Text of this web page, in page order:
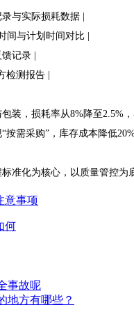
与实际损耗数据 |
与计划时间对比 |
记录 |
测报告 |
，损耗率从8%降至2.5%，
需采购”，库存成本降低20%
化为核心，以质量管控为
意事项
何
事故呢
地方有哪些？